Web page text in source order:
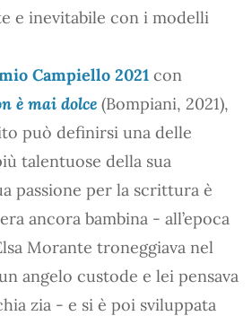
e inevitabile con i modelli
Campiello 2021 con
è mai dolce (Bompiani, 2021),
può definirsi una delle
talentuose della sua
passione per la scrittura è
ancora bambina - all’epoca
Morante troneggiava nel
angelo custode e lei pensava
zia - e si è poi sviluppata